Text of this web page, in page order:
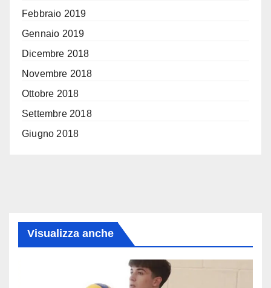
Febbraio 2019
Gennaio 2019
Dicembre 2018
Novembre 2018
Ottobre 2018
Settembre 2018
Giugno 2018
Visualizza anche